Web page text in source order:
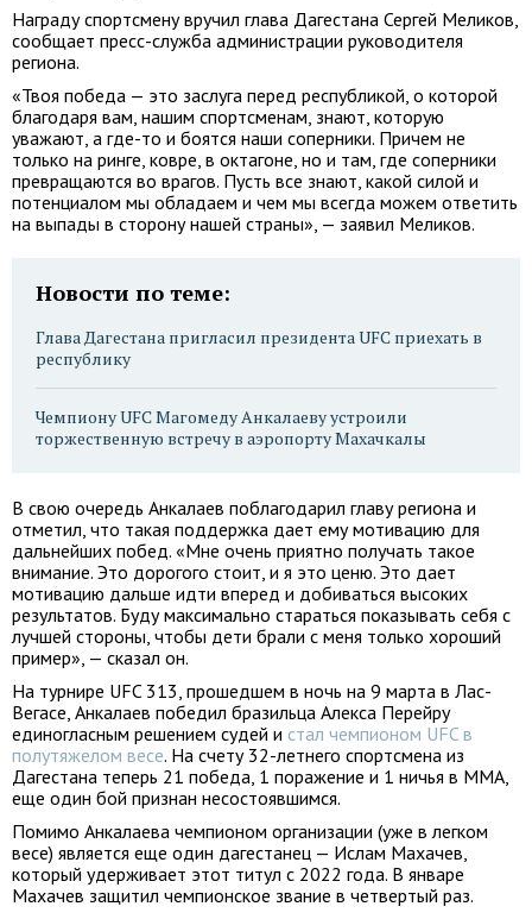
Награду спортсмену вручил глава Дагестана Сергей Меликов,
сообщает пресс-служба администрации руководителя
региона.
«Твоя победа — это заслуга перед республикой, о которой
благодаря вам, нашим спортсменам, знают, которую
уважают, а где-то и боятся наши соперники. Причем не
только на ринге, ковре, в октагоне, но и там, где соперники
превращаются во врагов. Пусть все знают, какой силой и
потенциалом мы обладаем и чем мы всегда можем ответить
на выпады в сторону нашей страны», — заявил Меликов.
Новости по теме:
Глава Дагестана пригласил президента UFC приехать в
республику
Чемпиону UFC Магомеду Анкалаеву устроили
торжественную встречу в аэропорту Махачкалы
В свою очередь Анкалаев поблагодарил главу региона и
отметил, что такая поддержка дает ему мотивацию для
дальнейших побед. «Мне очень приятно получать такое
внимание. Это дорогого стоит, и я это ценю. Это дает
мотивацию дальше идти вперед и добиваться высоких
результатов. Буду максимально стараться показывать себя с
лучшей стороны, чтобы дети брали с меня только хороший
пример», — сказал он.
На турнире UFC 313, прошедшем в ночь на 9 марта в Лас-
Вегасе, Анкалаев победил бразильца Алекса Перейру
единогласным решением судей и стал чемпионом UFC в
полутяжелом весе. На счету 32-летнего спортсмена из
Дагестана теперь 21 победа, 1 поражение и 1 ничья в ММА,
еще один бой признан несостоявшимся.
Помимо Анкалаева чемпионом организации (уже в легком
весе) является еще один дагестанец — Ислам Махачев,
который удерживает этот титул с 2022 года. В январе
Махачев защитил чемпионское звание в четвертый раз.